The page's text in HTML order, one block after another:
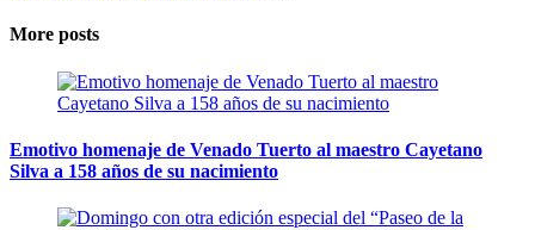
More posts
Emotivo homenaje de Venado Tuerto al maestro Cayetano
Silva a 158 años de su nacimiento